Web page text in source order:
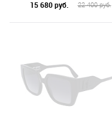
15 680 руб. 22 400 руб.